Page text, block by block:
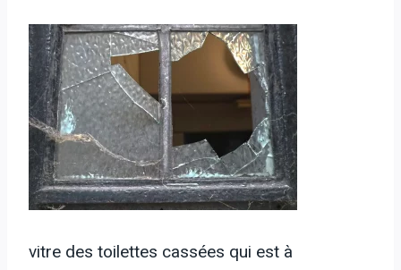
vitre des toilettes cassées qui est à